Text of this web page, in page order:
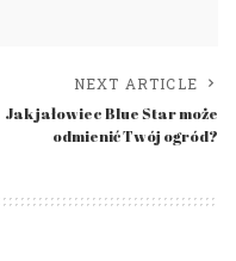
NEXT ARTICLE
Jak jałowiec Blue Star może
odmienić Twój ogród?